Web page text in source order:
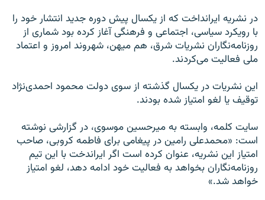
در نشريه ايرانداخت كه از يكسال پيش دوره جديد انتشار خود را
با رويكرد سياسى، اجتماعى و فرهنگى آغاز كرده بود شمارى از
روزنامه‌نگاران نشريات شرق، هم ميهن، شهروند امروز و اعتماد
ملى فعاليت مى‌كردند.
اين نشريات در يكسال گذشته از سوى دولت محمود احمدى‌نژاد
توقيف يا لغو امتياز شده بودند.
سايت كلمه، وابسته به ميرحسين موسوى، در گزارشى نوشته
است: «محمدعلى رامين در پيغامى براى فاطمه كروبى، صاحب
امتياز اين نشريه، عنوان كرده است اگر ايراندخت با اين تيم
روزنامه‌نگاران بخواهد به فعاليت خود ادامه دهد، لغو امتياز
خواهد شد.»